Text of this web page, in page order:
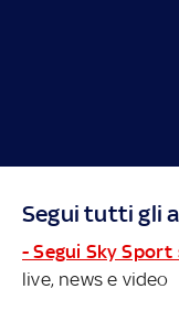
Segui tutti gli
- Segui Sky Sport
live, news e video